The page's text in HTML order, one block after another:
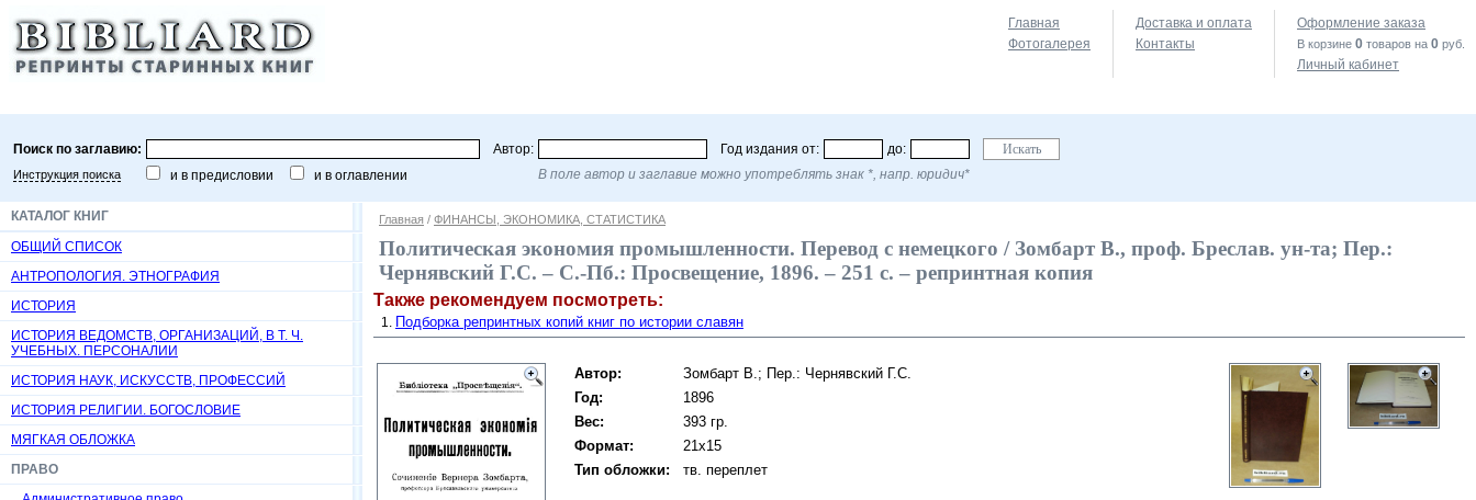
Главная
Фотогалерея
Доставка и оплата
Контакты
Оформление заказа
В корзине 0 товаров на 0 руб.
Личный кабинет
Поиск по заглавию: Автор: Год издания от: до:
Инструкция поиска и в предисловии и в оглавлении В поле автор и заглавие можно употреблять знак *, напр. юридич*
КАТАЛОГ КНИГ
ОБЩИЙ СПИСОК
АНТРОПОЛОГИЯ. ЭТНОГРАФИЯ
ИСТОРИЯ
ИСТОРИЯ ВЕДОМСТВ, ОРГАНИЗАЦИЙ, В Т. Ч.
УЧЕБНЫХ. ПЕРСОНАЛИИ
ИСТОРИЯ НАУК, ИСКУССТВ, ПРОФЕССИЙ
ИСТОРИЯ РЕЛИГИИ. БОГОСЛОВИЕ
МЯГКАЯ ОБЛОЖКА
ПРАВО
Главная / ФИНАНСЫ, ЭКОНОМИКА, СТАТИСТИКА
Политическая экономия промышленности. Перевод с немецкого / Зомбарт В., проф. Бреслав. ун-та; Пер.:
Чернявский Г.С. – С.-Пб.: Просвещение, 1896. – 251 c. – репринтная копия
Также рекомендуем посмотреть:
Подборка репринтных копий книг по истории славян
Автор:
Зомбарт В.; Пер.: Чернявский Г.С.
Год:
1896
Вес:
393 гр.
Формат:
21x15
Тип обложки:
тв. переплет